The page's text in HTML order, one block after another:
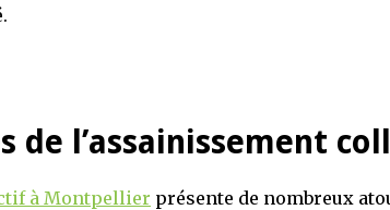
de l’assainissement
à Montpellier présente de nombreux